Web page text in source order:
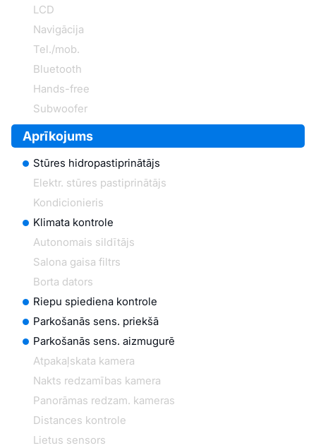
LCD
Navigācija
Tel./mob.
Bluetooth
Hands-free
Subwoofer
Aprīkojums
Stūres hidropastiprinātājs
Elektr. stūres pastiprinātājs
Kondicionieris
Klimata kontrole
Autonomais sildītājs
Salona gaisa filtrs
Borta dators
Riepu spiediena kontrole
Parkošanās sens. priekšā
Parkošanās sens. aizmugurē
Atpakaļskata kamera
Nakts redzamības kamera
Panorāmas redzam. kameras
Distances kontrole
Lietus sensors